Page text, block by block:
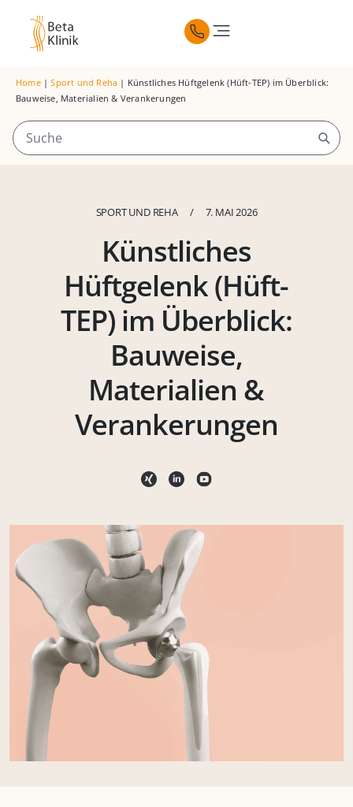
Home|Sport und Reha | Künstliches Hüftgelenk (Hüft-TEP) im Überblick:
Bauweise, Materialien & Verankerungen
SPORT UND REHA / 7. MAI 2026
Künstliches
Hüftgelenk (Hüft-
TEP) im Überblick:
Bauweise,
Materialien &
Verankerungen